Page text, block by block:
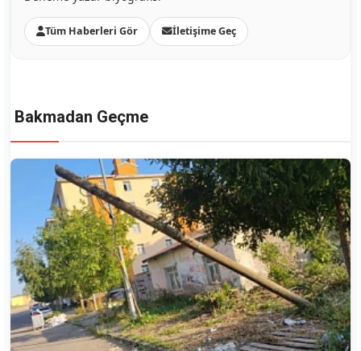
Tüm Haberleri Gör İletişime Geç
Bakmadan Geçme